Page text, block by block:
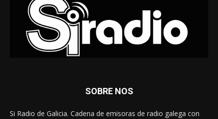
SOBRE NOS
Si Radio de Galicia. Cadena de emisoras de radio galega con